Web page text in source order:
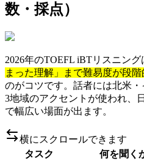
数・採点）
2026年のTOEFL iBTリスニング
まった理解」まで難易度が段
のがコツです。話者には北米
3地域のアクセントが使われ、
で幅広い場面が出ます。
横にスクロールできます
タスク
何を聞く